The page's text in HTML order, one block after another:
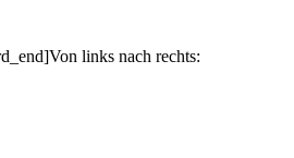
links nach rechts: